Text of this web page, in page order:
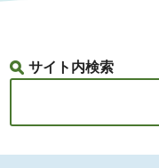
サイト内検索